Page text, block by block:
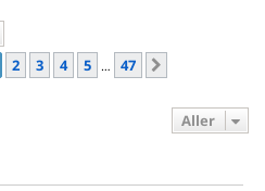
1sur
2 3 4 5 … 47
Aller